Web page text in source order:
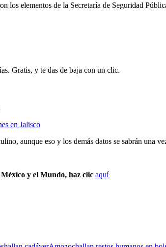
los elementos de la Secretaría de Seguridad
Gratis, y te das de baja con un clic.
en Jalisco
aunque eso y los demás datos se sabrán una
México y el Mundo, haz clic aquí